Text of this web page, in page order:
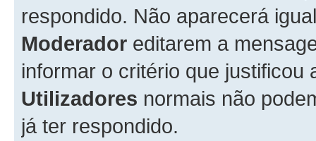
respondido. Não aparecerá
Moderador editarem a
informar o critério que
Utilizadores normais não
já ter respondido.